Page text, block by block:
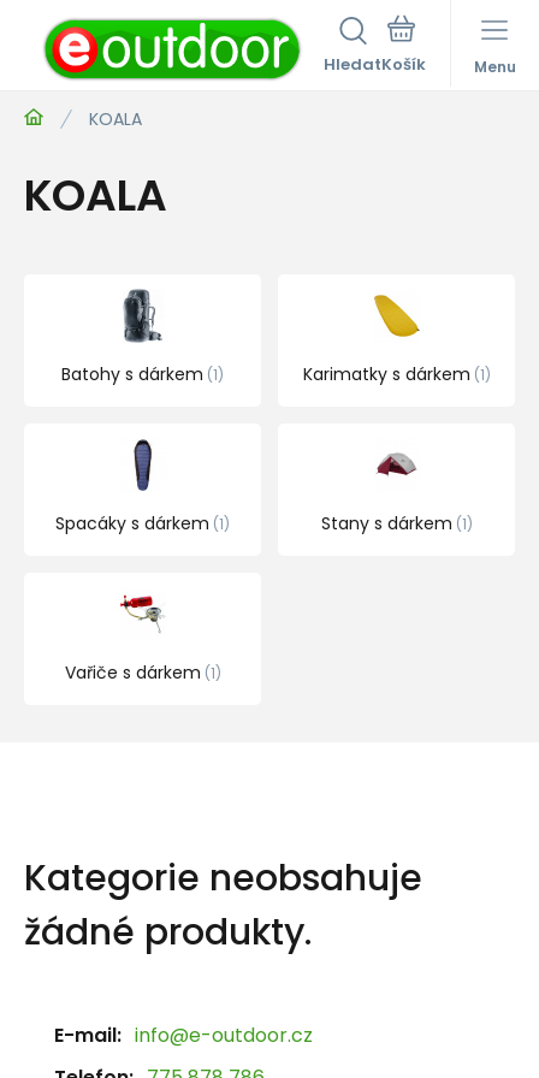
Hledat Menu
KOALA
KOALA
Batohy s dárkem 1 Karimatky s dárkem 1
Spacáky s dárkem 1 Stany s dárkem 1
Vařiče s dárkem 1
Kategorie neobsahuje
žádné produkty.
E-mail: info@e-outdoor.cz